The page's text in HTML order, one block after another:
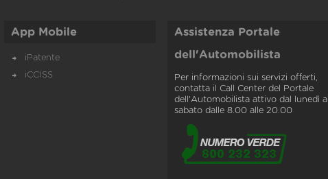
App Mobile
iPatente
iCCISS
Assistenza Portale
dell'Automobilista
Per informazioni sui servizi offerti,
contatta il Call Center del Portale
dell'Automobilista attivo dal lunedì al
sabato dalle 8.00 alle 20.00